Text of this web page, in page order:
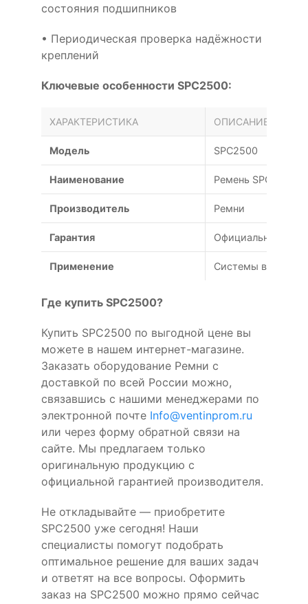
состояния подшипников
• Периодическая проверка надёжности
креплений
Ключевые особенности SPC2500:
ХАРАКТЕРИСТИКА ОПИСАНИЕ
Модель SPC2500
Наименование Ремень SPC 2500
Производитель Ремни
Гарантия Официальная
Применение Системы
Где купить SPC2500?
Купить SPC2500 по выгодной цене вы
можете в нашем интернет-магазине.
Заказать оборудование Ремни с
доставкой по всей России можно,
связавшись с нашими менеджерами по
электронной почте Info@ventinprom.ru
или через форму обратной связи на
сайте. Мы предлагаем только
оригинальную продукцию с
официальной гарантией производителя.
Не откладывайте — приобретите
SPC2500 уже сегодня! Наши
специалисты помогут подобрать
оптимальное решение для ваших задач
и ответят на все вопросы. Оформить
заказ на SPC2500 можно прямо сейчас